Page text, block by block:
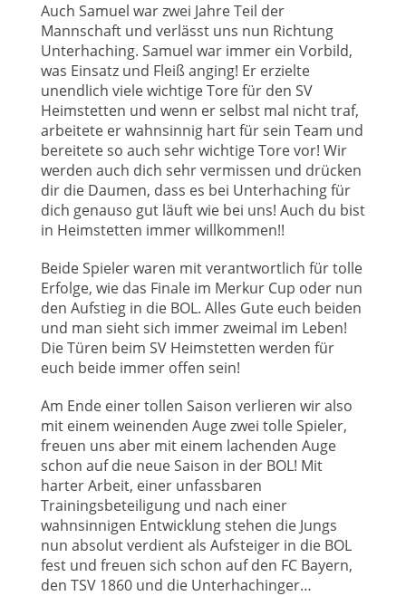
Auch Samuel war zwei Jahre Teil der
Mannschaft und verlässt uns nun Richtung
Unterhaching. Samuel war immer ein Vorbild,
was Einsatz und Fleiß anging! Er erzielte
unendlich viele wichtige Tore für den SV
Heimstetten und wenn er selbst mal nicht traf,
arbeitete er wahnsinnig hart für sein Team und
bereitete so auch sehr wichtige Tore vor! Wir
werden auch dich sehr vermissen und drücken
dir die Daumen, dass es bei Unterhaching für
dich genauso gut läuft wie bei uns! Auch du bist
in Heimstetten immer willkommen!!
Beide Spieler waren mit verantwortlich für tolle
Erfolge, wie das Finale im Merkur Cup oder nun
den Aufstieg in die BOL. Alles Gute euch beiden
und man sieht sich immer zweimal im Leben!
Die Türen beim SV Heimstetten werden für
euch beide immer offen sein!
Am Ende einer tollen Saison verlieren wir also
mit einem weinenden Auge zwei tolle Spieler,
freuen uns aber mit einem lachenden Auge
schon auf die neue Saison in der BOL! Mit
harter Arbeit, einer unfassbaren
Trainingsbeteiligung und nach einer
wahnsinnigen Entwicklung stehen die Jungs
nun absolut verdient als Aufsteiger in die BOL
fest und freuen sich schon auf den FC Bayern,
den TSV 1860 und die Unterhachinger…